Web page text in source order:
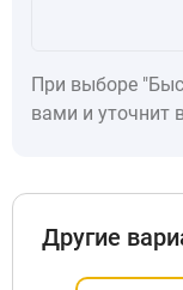
При выборе
вами и уточнит
Другие